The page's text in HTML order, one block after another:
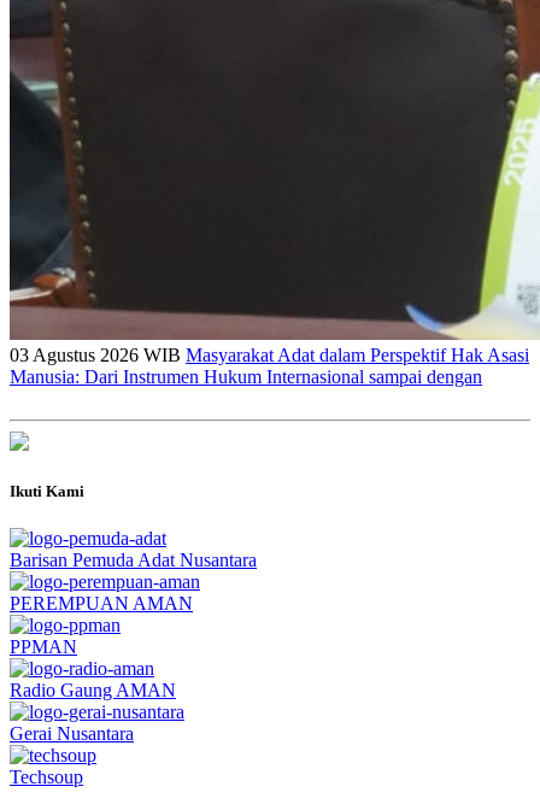
03 Agustus 2026 WIB Masyarakat Adat dalam Perspektif Hak Asasi
Manusia: Dari Instrumen Hukum Internasional sampai dengan
Ikuti Kami
Barisan Pemuda Adat Nusantara
PEREMPUAN AMAN
PPMAN
Radio Gaung AMAN
Gerai Nusantara
Techsoup